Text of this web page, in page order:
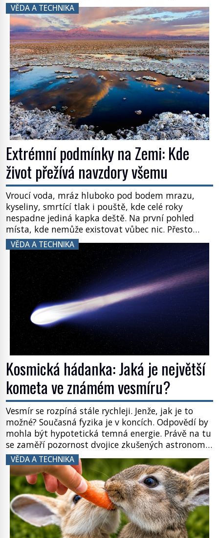
inspiroval řadu pověstí. Tato skromná, ale
užitečná rostlina provází člověka už tisíce let.
Většina lidí vnímá rákos jen jako obyčejnou kulisu
letního koupání. Stačí se však podívat […]
VĚDA A TECHNIKA
Extrémní podmínky na Zemi: Kde
život přežívá navzdory všemu
Vroucí voda, mráz hluboko pod bodem mrazu,
kyseliny, smrtící tlak i pouště, kde celé roky
nespadne jediná kapka deště. Na první pohled
místa, kde nemůže existovat vůbec nic. Přesto
právě tady vědci objevují organismy, které
posouvají hranice života. Každý nový nález mění
naše představy o tom, co všechno dokáže příroda a
napovídá, kde bychom jednou […]
VĚDA A TECHNIKA
Kosmická hádanka: Jaká je největší
kometa ve známém vesmíru?
Vesmír se rozpíná stále rychleji. Jenže, jak je to
možné? Současná fyzika je v koncích. Odpovědí by
mohla být hypotetická temná energie. Právě na tu
se zaměří pozornost dvojice zkušených astronomů.
Namísto ní ale objeví něco mnohem
hmatatelnějšího. Naprosto rekordní kometu!
Astronomové Pedro Bernardinelli a Gary Bernstein
mravenčí prací zkoumají archivní snímky v rámci
Průzkumu temné energie […]
VĚDA A TECHNIKA